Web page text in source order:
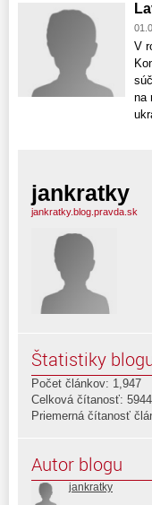
V
na
jankratky
jankratky.blog.pravda.sk
Štatistiky
Počet článkov: 1,947
Celková čítanosť:
Priemerná čítanosť
Autor blogu
jankratky